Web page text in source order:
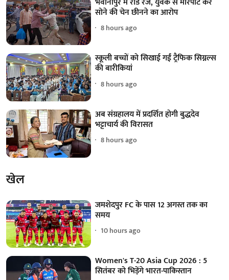
सोने की चेन छीनने का आरोप
8 hours ago
स्कूली बच्चों को सिखाई गईं ट्रैफिक सिग्नल्स
की बारीकियां
8 hours ago
अब संग्रहालय में प्रदर्शित होगी बुद्धदेव
भट्टाचार्य की विरासत
8 hours ago
खेल
जमशेदपुर FC के पास 12 अगस्त तक का
समय
10 hours ago
Women's T-20 Asia Cup 2026 : 5
सितंबर को भिड़ेंगे भारत-पाकिस्तान